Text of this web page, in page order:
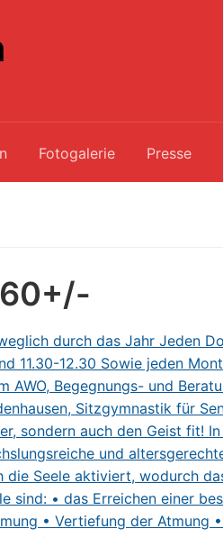
Fotogalerie Presse